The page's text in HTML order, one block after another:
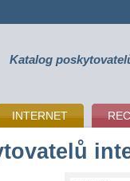
Katalog
INTERNET